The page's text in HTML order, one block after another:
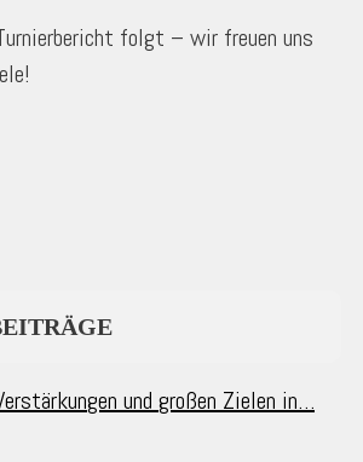
folgt – wir freuen uns